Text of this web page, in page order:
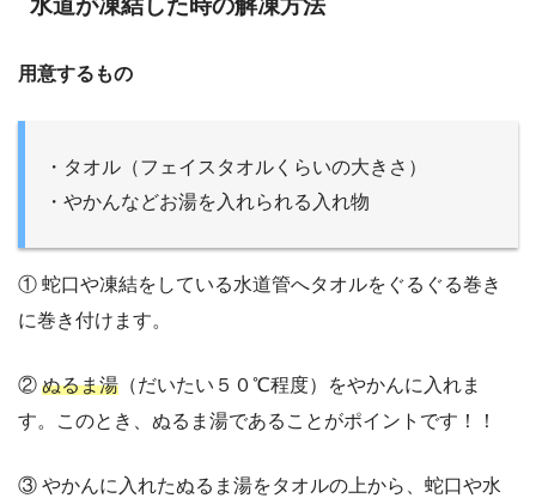
用意するもの
・タオル（フェイスタオルくらいの大きさ）
・やかんなどお湯を入れられる入れ物
① 蛇口や凍結をしている水道管へタオルをぐるぐる巻き
に巻き付けます。
② ぬるま湯 （だいたい５０℃程度）をやかんに入れま
す。このとき、ぬるま湯であることがポイントです！！
③ やかんに入れたぬるま湯をタオルの上から、蛇口や水